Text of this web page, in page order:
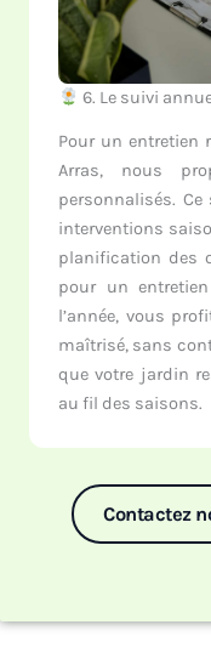
6. Le suivi
Pour un entretien
Arras, nous
personnalisés.
interventions
planification des
pour un
l’année, vous
maîtrisé, sans
que votre jardin
au fil des saisons.
Contactez